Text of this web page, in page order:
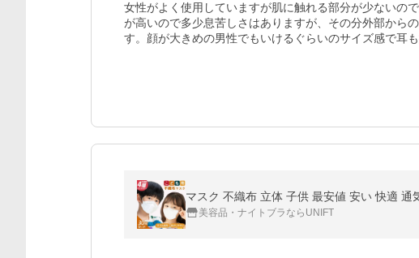
女性がよく使用していますが肌に触れる部分が少ないの
が高いので多少息苦しさはありますが、その分外部から
す。顔が大きめの男性でもいけるぐらいのサイズ感で耳
マスク 不織布 立体 子供 最安値 安い 快適
美容品・ナイトブラならUNIFT